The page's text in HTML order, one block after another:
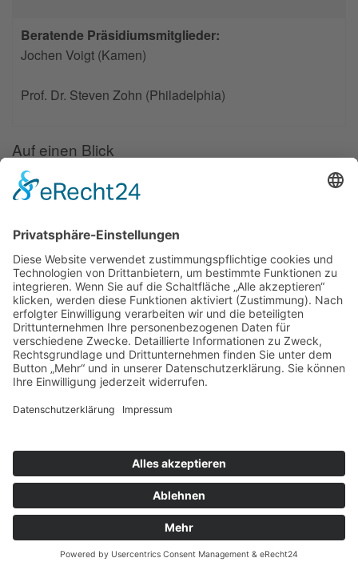
Beratende Präsidiumsmitglieder:
Jochen Voigt (Kamen)
Prof. Dr. Steven Zohn (Philadelphia)
Auf einen Blick
Forschung
Musikalien-Leihmaterial
Publikationen
Links
Aktuelles
06.02.25
Neuer Telemann-Konferenzbericht erschienen
11.12.24
Prof. Dr. Wolfgang Hirschmann erhält den Georg-Philipp-
Telemann-Preis 2025
Telemann-Zentrum zu Gast in Brüssel
Veranstaltungen
Aktuell sind keine Termine vorhanden.
Highlights
Aktuell sind keine Termine vorhanden.